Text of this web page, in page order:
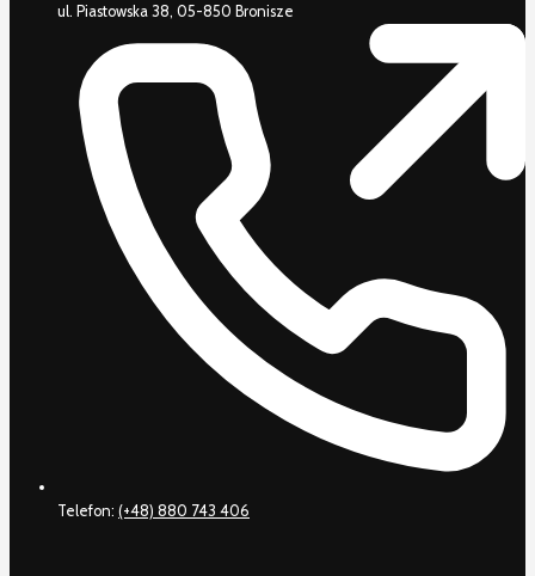
ul. Piastowska 38, 05-850 Bronisze
Telefon: (+48) 880 743 406